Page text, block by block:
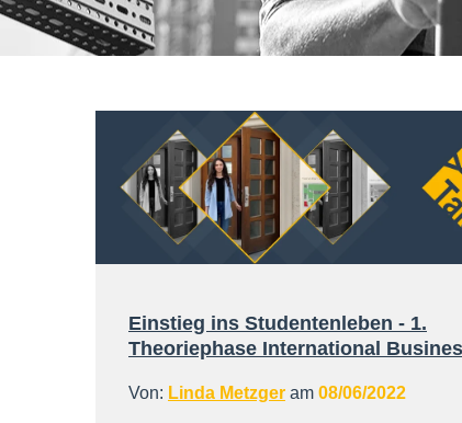
Einstieg ins Studentenleben - 1.
Theoriephase International
Von: Linda Metzger am 08/06/2022